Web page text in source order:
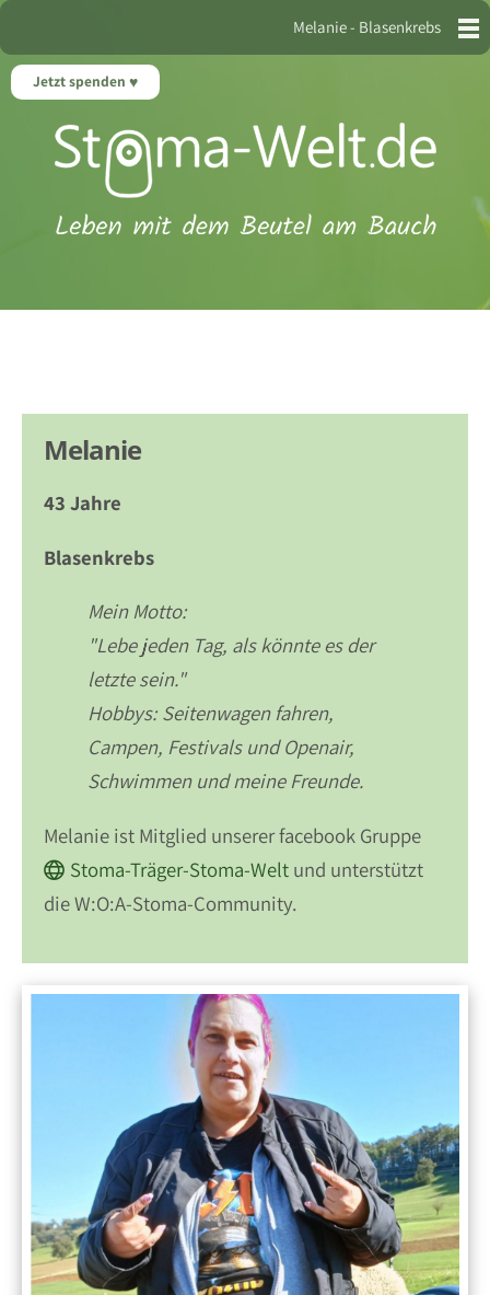
Jetzt spenden
Melanie - Blasenkrebs
Melanie
43 Jahre
Blasenkrebs
Mein Motto:
"Lebe jeden Tag, als könnte es der
letzte sein."
Hobbys: Seitenwagen fahren,
Campen, Festivals und Openair,
Schwimmen und meine Freunde.
Melanie ist Mitglied unserer facebook Gruppe
Stoma-Träger-Stoma-Welt und unterstützt
die W:O:A-Stoma-Community.